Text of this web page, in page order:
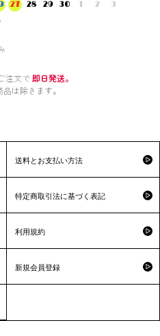
27
28 29 30 1 2 3
注文で 即日発送。
は除きます。
送料とお支払い方法
特定商取引法に基づく表記
利用規約
新規会員登録